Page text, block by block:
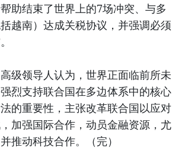
助结束了世界上的7场冲突、与多
越南）达成关税协议，并强调必须
级领导人认为，世界正面临前所未
烈支持联合国在多边体系中的核心
的重要性，主张改革联合国以应对
加强国际合作，动员金融资源，尤
推动科技合作。（完）